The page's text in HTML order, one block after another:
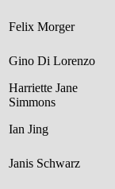
Felix Morger
Gino Di Lorenzo
Harriette Jane
Simmons
Ian Jing
Janis Schwarz